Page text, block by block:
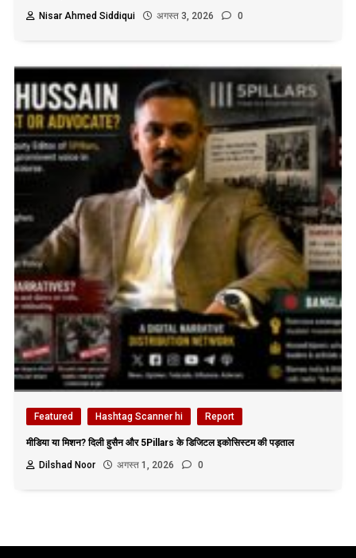
Nisar Ahmed Siddiqui
अगस्त 3, 2026 0
Featured Hashtag Scanner hi Report
मीडिया या मिशन? दिली हुसैन और 5Pillars के डिजिटल इकोसिस्टम की पड़ताल
Dilshad Noor
अगस्त 1, 2026 0